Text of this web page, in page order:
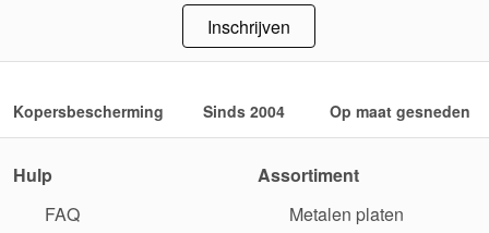
Inschrijven
Kopersbescherming Sinds 2004 Op maat gesneden
Hulp
FAQ
Assortiment
Metalen platen